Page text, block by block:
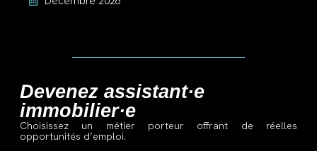
Devenez assistant·e
immobilier·e
Choisissez un métier porteur offrant de réelles
opportunités d’emploi.